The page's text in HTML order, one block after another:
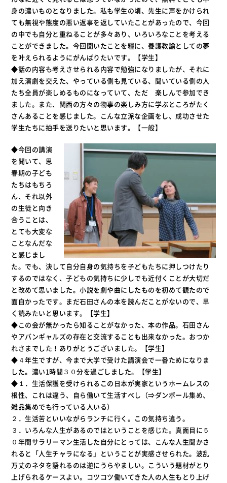
身の濃いものとなりました。私も学生の頃、先生に声をかけられ
ても無視や態度の悪い返事を返していたことがあったので、今回
の中でも自分と重ねることが多々あり、いろいろなことを考える
ことができました。今回聞いたことを糧に、養護教諭としての夢
を叶えられるようにがんばりたいです。【学生】
◆話の内容も考えさせられる内容で勉強になりましたが、それに
加え演劇を交えた、やっている側も見ている、聞いている側の人
たち全員が楽しめるものになっていて、ただ 楽しんで参加でき
ました。また、関西の方々の物事の楽しみ方に学ぶところがたく
さんあることを感じました。こんな立派な企画をし、成功させた
学生たちに拍手を送りたいと思います。【一般】
◆今回の講演
を聞いて、思
春期の子ども
たちはもちろ
ん、それ以外
の生徒と向き
合うことは、
とても大変な
ことなんだな
と感じまし
た。でも、決して自分自身の気持ちを子どもたちに押しつけたり
するのではなく、子どもの気持ちに少しでも近付くことが大切だ
と改めて思いました。小説を劇や曲にしたものを初めて観たので
面白かったです。まだ石田さんの本を読んだことがないので、早
く読みたいと思います。【学生】
◆この会が無かったら知ることがなかった、本の作品。石田さん
やアバンギャルズの存在と交流することも出来なかった。おつか
れさまでした！ありがとうございました。【学生】
◆４年生ですが、今まで大学で受けた講演会で一番ためになりま
した。濃い1時間３０分を過ごしました。【学生】
◆１．生活保護を受けられるこの日本が実家というホームレスの
根性、これは違う、自ら働いて生活すべし（⇒ダンボール集め、
雑品集めでも行っている人いる）
２．生活苦といいながらランチに行く。この気持ち違う。
３．いろんな人生があるのではということを感じた。真面目に５
０年間サラリーマン生活した自分にとっては、こんな人生聞かさ
れると「人生チャラになる」ということが実感させられた。波乱
万丈のネタを語れるのは逆にうらやましい。こういう題材がとり
上げられるケースよい。コツコツ働いてきた人の人生もとり上げ